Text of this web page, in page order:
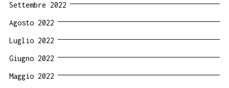
Settembre 2022
Agosto 2022
Luglio 2022
Giugno 2022
Maggio 2022